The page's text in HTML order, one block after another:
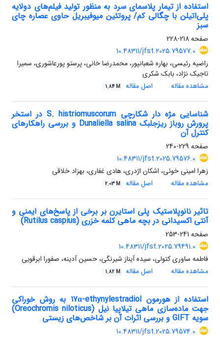
استفاده از تیمار پلاسمای سرد به منظور تولید فیلم‌های دولایه
پلی‌اتیلن با چگالی کم/ پروتئین میوفیبریل حاوی عصاره چای
سبز
صفحه218-228
10.48311/jfst.2025.79577.0
راضیه رئیسی، بهاره شعبانپور، محمدرضا خانی، پرستو پورعاشوری، سمیرا
تاجیک نژاد، بابک شکری
مشاهده مقاله
اصل مقاله 1.84 M
شناسایی مژه دار شکارچی S. histriomuscorum در استخر
پرورش روباز ریز‌جلبک Dunaliella salina و بررسی راهکار‌های
کنترل آن
صفحه 229-240
10.48311/jfst.2025.79576.0
زهرا امینی خوئی، اشکان اژدری، هادی غفاری، بهزاد خلاقی
مشاهده مقاله
اصل مقاله 2.03 M
تاثیر نانوپلاستیک پلی استایرن بر برخی از پاسخ‌های ایمنی و
آنتی اکسیدانی در بچه ماهی کلمه خزری (Rutilus caspius)
صفحه 241-253
10.48311/jfst.2025.79491.0
فاطمه ساوری کتولی، سیده آیناز شیرنگی، حسین آدینه، صفورا ابرقویی
مشاهده مقاله
اصل مقاله 1.82 M
استفاده از هورمون 17α‐ethynylestradiol به روش خوراکی
جهت ماده‌سازی ماهی تیلاپیا نیل (Oreochromis niloticus)
سویه GIFT و بررسی اثرات آن بر شاخص‌های زیستی
10.48311/jfst.2025.79574.0